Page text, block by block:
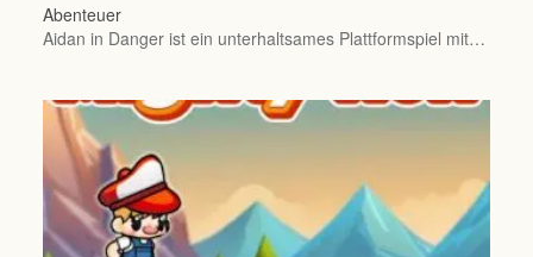
Abenteuer
Aidan in Danger ist ein unterhaltsames Plattformspiel mit…